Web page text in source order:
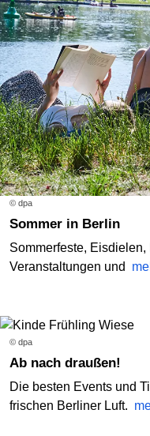
© dpa
Sommer in Berlin
Sommerfeste,
Veranstaltungen und
© dpa
Ab nach draußen!
Die besten Events und
frischen Berliner Luft.